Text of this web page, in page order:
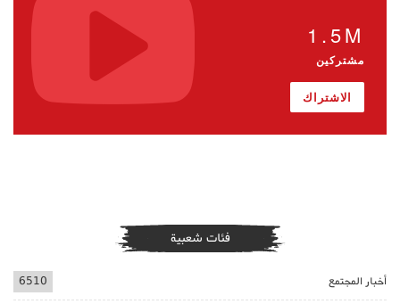
1.5M
مشتركين
الاشتراك
فئات شعبية
أخبار المجتمع 6510